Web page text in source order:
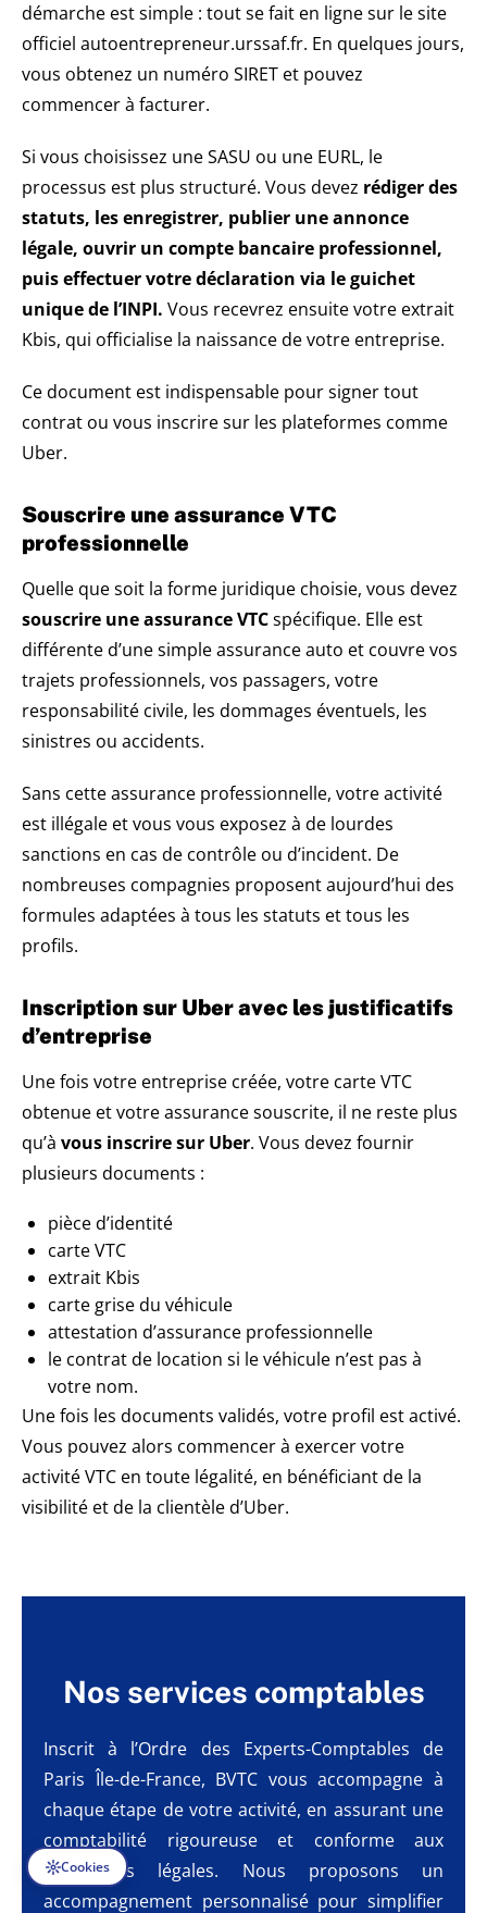
démarche est simple : tout se fait en ligne sur le site
officiel autoentrepreneur.urssaf.fr. En quelques jours,
vous obtenez un numéro SIRET et pouvez
commencer à facturer.
Si vous choisissez une SASU ou une EURL, le
processus est plus structuré. Vous devez rédiger des
statuts, les enregistrer, publier une annonce
légale, ouvrir un compte bancaire professionnel,
puis effectuer votre déclaration via le guichet
unique de l’INPI. Vous recevrez ensuite votre extrait
Kbis, qui officialise la naissance de votre entreprise.
Ce document est indispensable pour signer tout
contrat ou vous inscrire sur les plateformes comme
Uber.
Souscrire une assurance VTC
professionnelle
Quelle que soit la forme juridique choisie, vous devez
souscrire une assurance VTCspécifique. Elle est
différente d’une simple assurance auto et couvre vos
trajets professionnels, vos passagers, votre
responsabilité civile, les dommages éventuels, les
sinistres ou accidents.
Sans cette assurance professionnelle, votre activité
est illégale et vous vous exposez à de lourdes
sanctions en cas de contrôle ou d’incident. De
nombreuses compagnies proposent aujourd’hui des
formules adaptées à tous les statuts et tous les
profils.
Inscription sur Uber avec les justificatifs
d’entreprise
Une fois votre entreprise créée, votre carte VTC
obtenue et votre assurance souscrite, il ne reste plus
qu’à vous inscrire sur Uber. Vous devez fournir
plusieurs documents :
pièce d’identité
carte VTC
extrait Kbis
carte grise du véhicule
attestation d’assurance professionnelle
le contrat de location si le véhicule n’est pas à
votre nom.
Une fois les documents validés, votre profil est activé.
Vous pouvez alors commencer à exercer votre
activité VTC en toute légalité, en bénéficiant de la
visibilité et de la clientèle d’Uber.
Nos services comptables
Inscrit à l’Ordre des Experts-Comptables de
Paris Île-de-France, BVTC vous accompagne à
chaque étape de votre activité, en assurant une
comptabilité rigoureuse et conforme aux
obligations légales. Nous proposons un
accompagnement personnalisé pour simplifier
Cookies